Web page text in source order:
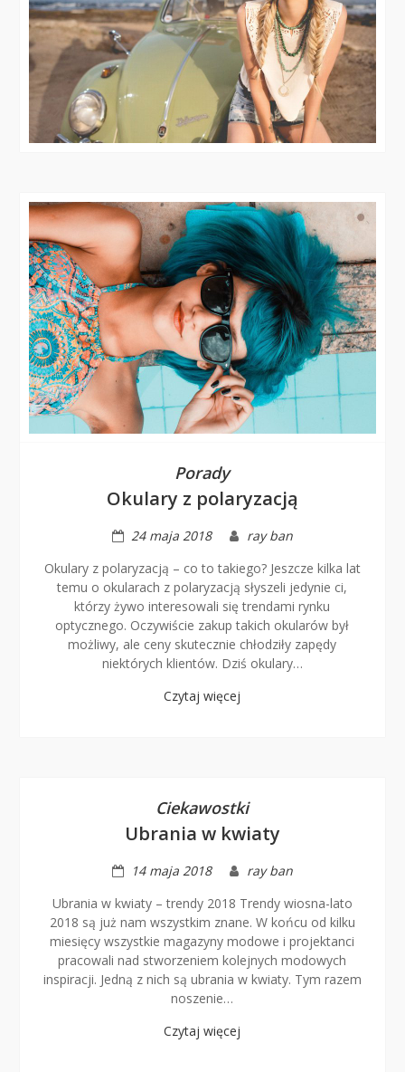
Porady
Okulary z polaryzacją
24 maja 2018
ray ban
Okulary z polaryzacją – co to takiego? Jeszcze kilka lat
temu o okularach z polaryzacją słyszeli jedynie ci,
którzy żywo interesowali się trendami rynku
optycznego. Oczywiście zakup takich okularów był
możliwy, ale ceny skutecznie chłodziły zapędy
niektórych klientów. Dziś okulary…
Czytaj więcej
Ciekawostki
Ubrania w kwiaty
14 maja 2018
ray ban
Ubrania w kwiaty – trendy 2018 Trendy wiosna-lato
2018 są już nam wszystkim znane. W końcu od kilku
miesięcy wszystkie magazyny modowe i projektanci
pracowali nad stworzeniem kolejnych modowych
inspiracji. Jedną z nich są ubrania w kwiaty. Tym razem
noszenie…
Czytaj więcej